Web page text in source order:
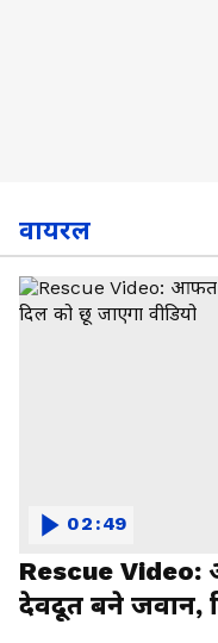
वायरल
Rescue
देवदूत बने जवान,
02:49